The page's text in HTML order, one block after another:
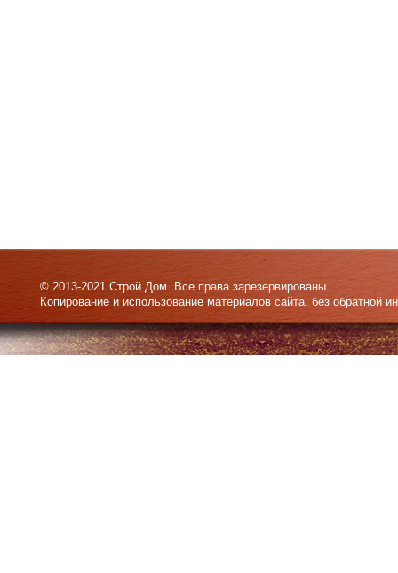
© 2013-2021 Строй Дом. Все права зарезервированы.
Копирование и использование материалов сайта, без обратной